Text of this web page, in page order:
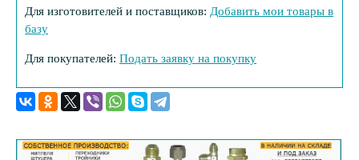
Для изготовителей и поставщиков: Добавить мои товары в
базу
Для покупателей: Подать заявку на покупку